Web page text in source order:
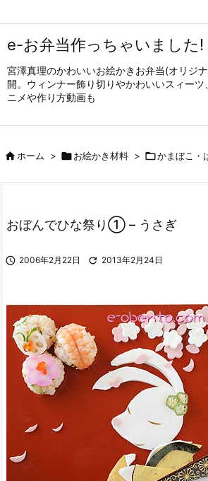
e-お弁当作っちゃいました!
宮澤真理のかわいいお絵かきお弁当(オリジ
開。ウィンナー飾り切りやかわいいスィー
ニメや作り方動画も
ホーム > お絵かき材料 > かまぼこ・
おぼんでひな祭り① – うさぎ
 2006年2月22日  2013年2月24日